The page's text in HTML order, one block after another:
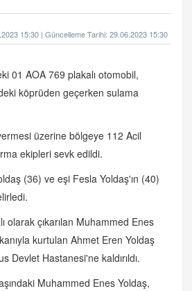
15:30 | Güncelleme Tarihi: 29.06.2023 15:30
01 AOA 769 plakalı otomobil,
köprüden geçerken sulama
üzerine bölgeye 112 Acil
ekipleri sevk edildi.
(36) ve eşi Fesla Yoldaş'ın (40)
olarak çıkarılan Muhammed Enes
kurtulan Ahmet Eren Yoldaş
Devlet Hastanesi'ne kaldırıldı.
Muhammed Enes Yoldaş,